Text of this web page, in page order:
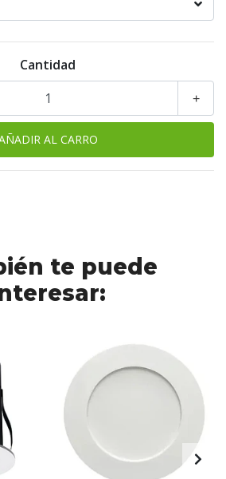
Cantidad
+
te puede